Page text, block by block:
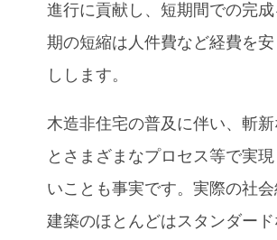
進行に貢献し、短期間での完
期の短縮は人件費など経費を
しします。
木造非住宅の普及に伴い、斬
とさまざまなプロセス等で実
いことも事実です。実際の社
建築のほとんどはスタンダー